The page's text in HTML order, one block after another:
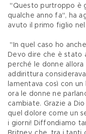
qualche anno fa", ha
avuto il primo figlio
"In quel caso ho
Devo dire che è stato
perché le donne allora
addirittura
lamentava così con
ora le donne ne
cambiate. Grazie a
quel dolore come un
i giorni! Diffondiamo